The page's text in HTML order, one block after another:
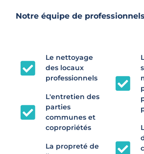
Notre équipe de
Le nettoyage
des locaux
professionnels
L'entretien des
parties
communes et
copropriétés
La propreté de